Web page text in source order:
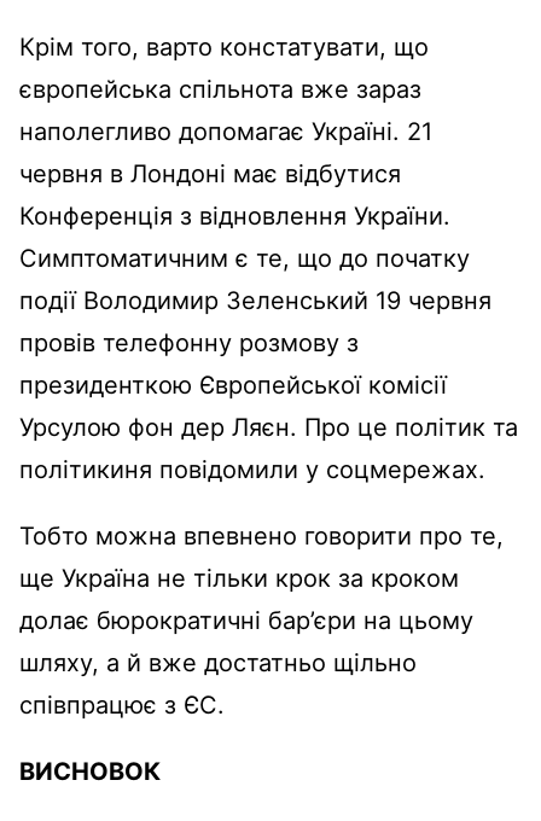
Крім того, варто констатувати, що
європейська спільнота вже зараз
наполегливо допомагає Україні. 21
червня в Лондоні має відбутися
Конференція з відновлення України.
Симптоматичним є те, що до початку
події Володимир Зеленський 19 червня
провів телефонну розмову з
президенткою Європейської комісії
Урсулою фон дер Ляєн. Про це політик та
політикиня повідомили у соцмережах.
Тобто можна впевнено говорити про те,
ще Україна не тільки крок за кроком
долає бюрократичні бар’єри на цьому
шляху, а й вже достатньо щільно
співпрацює з ЄС.
ВИСНОВОК